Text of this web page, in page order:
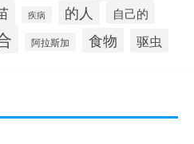
疾病 的人 自己的
阿拉斯加 食物 驱虫